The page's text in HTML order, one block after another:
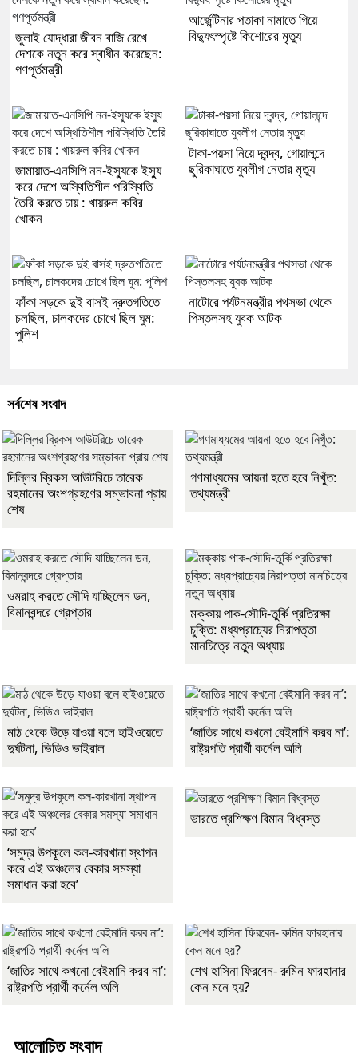
জুলাই যোদ্ধারা জীবন বাজি রেখে
দেশকে নতুন করে স্বাধীন করেছেন:
গণপূর্তমন্ত্রী
আর্জেন্টিনার পতাকা নামাতে গিয়ে
বিদ্যুৎস্পৃষ্টে কিশোরের মৃত্যু
জামায়াত-এনসিপি নন-ইস্যুকে ইস্যু
করে দেশে অস্থিতিশীল পরিস্থিতি
তৈরি করতে চায় : খায়রুল কবির
খোকন
টাকা-পয়সা নিয়ে দ্বন্দ্ব, গোয়ালন্দে
ছুরিকাঘাতে যুবলীগ নেতার মৃত্যু
ফাঁকা সড়কে দুই বাসই দ্রুতগতিতে
চলছিল, চালকদের চোখে ছিল ঘুম:
পুলিশ
নাটোরে পর্যটনমন্ত্রীর পথসভা থেকে
পিস্তলসহ যুবক আটক
সর্বশেষ সংবাদ
দিল্লির ব্রিকস আউটরিচে তারেক
রহমানের অংশগ্রহণের সম্ভাবনা প্রায়
শেষ
গণমাধ্যমের আয়না হতে হবে নিখুঁত:
তথ্যমন্ত্রী
ওমরাহ করতে সৌদি যাচ্ছিলেন ডন,
বিমানবন্দরে গ্রেপ্তার
মক্কায় পাক-সৌদি-তুর্কি প্রতিরক্ষা
চুক্তি: মধ্যপ্রাচ্যের নিরাপত্তা
মানচিত্রে নতুন অধ্যায়
মাঠ থেকে উড়ে যাওয়া বলে হাইওয়েতে
দুর্ঘটনা, ভিডিও ভাইরাল
‘জাতির সাথে কখনো বেইমানি করব না’:
রাষ্ট্রপতি প্রার্থী কর্নেল অলি
‘সমুদ্র উপকূলে কল-কারখানা স্থাপন
করে এই অঞ্চলের বেকার সমস্যা
সমাধান করা হবে’
ভারতে প্রশিক্ষণ বিমান বিধ্বস্ত
‘জাতির সাথে কখনো বেইমানি করব না’:
রাষ্ট্রপতি প্রার্থী কর্নেল অলি
শেখ হাসিনা ফিরবেন- রুমিন ফারহানার
কেন মনে হয়?
আলোচিত সংবাদ